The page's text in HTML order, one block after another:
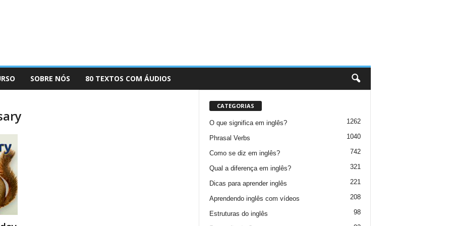
SOBRE NÓS 80 TEXTOS COM ÁUDIOS
CATEGORIAS
O que significa em inglês? 1262
Phrasal Verbs 1040
Como se diz em inglês? 742
Qual a diferença em inglês? 321
Dicas para aprender inglês 221
Aprendendo inglês com vídeos 208
Estruturas do inglês 98